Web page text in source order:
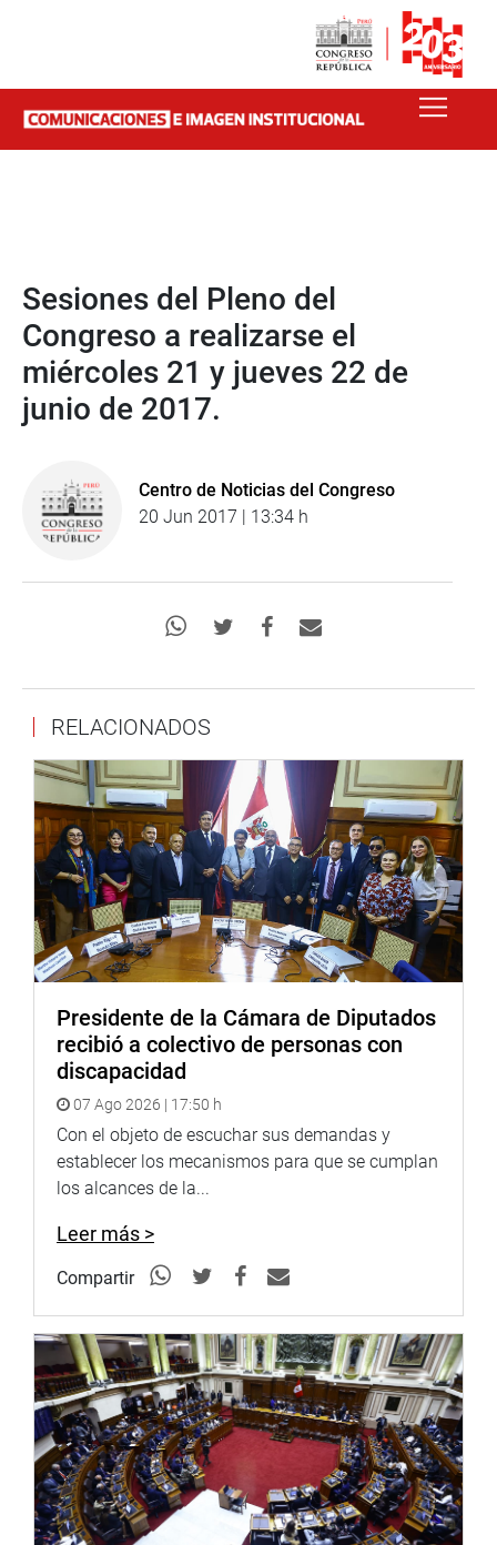
Sesiones del Pleno del
Congreso a realizarse el
miércoles 21 y jueves 22 de
junio de 2017.
Centro de Noticias del Congreso
20 Jun 2017 | 13:34 h
RELACIONADOS
Presidente de la Cámara de Diputados
recibió a colectivo de personas con
discapacidad
07 Ago 2026 | 17:50 h
Con el objeto de escuchar sus demandas y
establecer los mecanismos para que se cumplan
los alcances de la...
Leer más >
Compartir